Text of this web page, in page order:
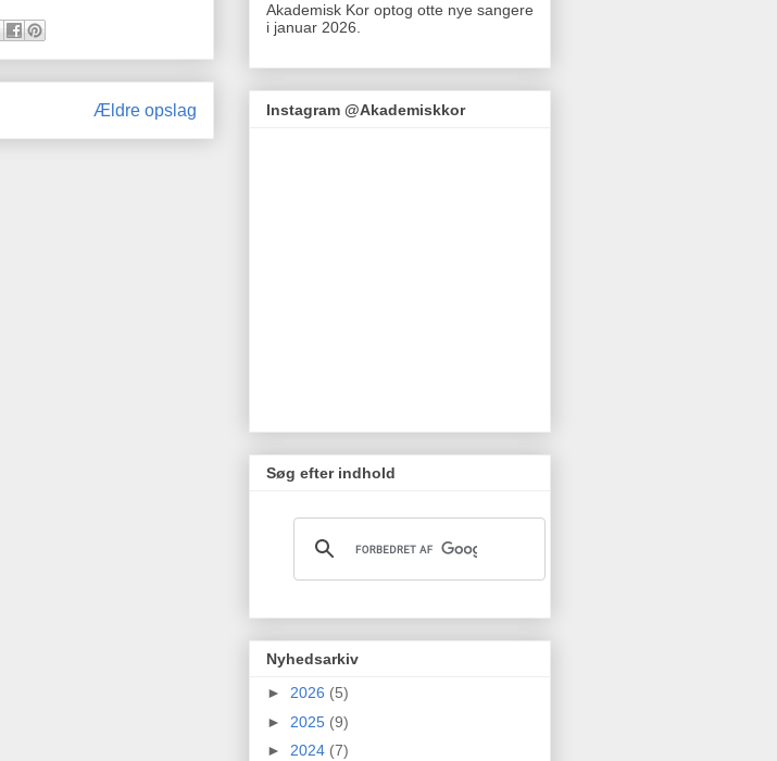
Ældre opslag
Akademisk Kor optog otte nye sangere
i januar 2026.
Instagram @Akademiskkor
Søg efter indhold
Nyhedsarkiv
► 2026 (5)
► 2025 (9)
► 2024 (7)